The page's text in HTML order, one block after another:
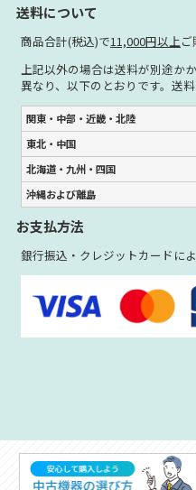
送料について
商品合計(税込)で11,000円以上
上記以外の場合は送料が別途か
異なり、以下のとおりです。送
関東・中部・近畿・北陸
東北・中国
北海道・九州・四国
沖縄および離島
お支払方法
銀行振込・クレジットカードに